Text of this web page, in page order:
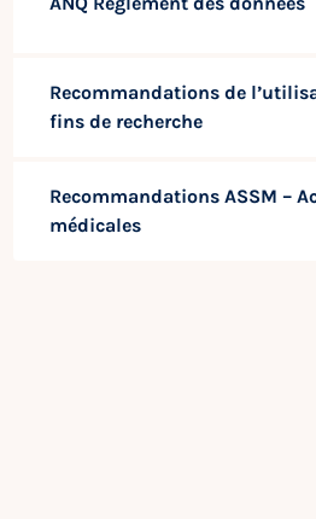
Recommandations de
fins de recherche
Recommandations ASSM –
médicales